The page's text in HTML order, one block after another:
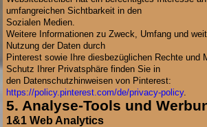
umfangreichen Sichtbarkeit in den
Sozialen Medien.
Weitere Informationen zu Zweck, Umfang und
Nutzung der Daten durch
Pinterest sowie Ihre diesbezüglichen Rechte und
Schutz Ihrer Privatsphäre finden Sie in
den Datenschutzhinweisen von Pinterest:
https://policy.pinterest.com/de/privacy-policy.
5. Analyse-Tools und
1&1 Web Analytics